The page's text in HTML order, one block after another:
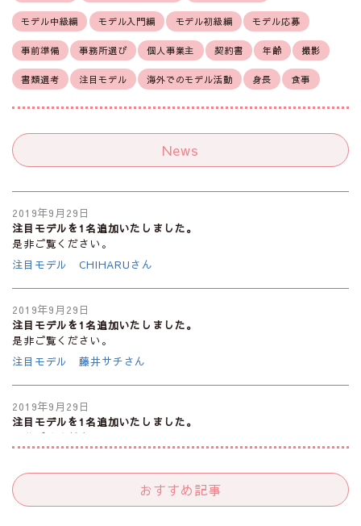
モデル中級編 モデル入門編 モデル初級編 モデル応募
事前準備 事務所選び 個人事業主 契約書 年齢 撮影
書類選考 注目モデル 海外でのモデル活動 身長 食事
News
2019年9月29日
注目モデルを1名追加いたしました。
是非ご覧ください。
注目モデル CHIHARUさん
2019年9月29日
注目モデルを1名追加いたしました。
是非ご覧ください。
注目モデル 藤井サチさん
2019年9月29日
注目モデルを1名追加いたしました。
是非ご覧ください。
2019年9月29日
おすすめ記事